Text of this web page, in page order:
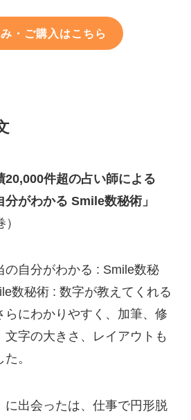
・ご購入はこちら
20,000件超の占い師による
分がわかる Smile数秘術」
の自分がわかる : Smile数秘
数秘術 : 数字が教えてくれる
らにわかりやすく、加筆、修
文字の大きさ、レイアウトも
。
に出会ったは、仕事で円形脱